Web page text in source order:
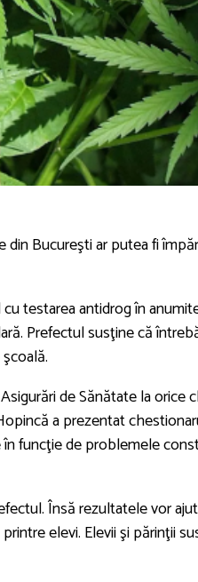
Bucureşti ar putea fi
testarea antidrog în
Prefectul susţine că
de Sănătate la orice
a prezentat
funcţie de problemele
Însă rezultatele vor
elevi. Elevii şi părinţii